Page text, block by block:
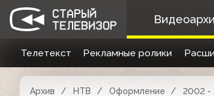
Телетекст Рекламные ролики
Архив НТВ Оформление 2002 -